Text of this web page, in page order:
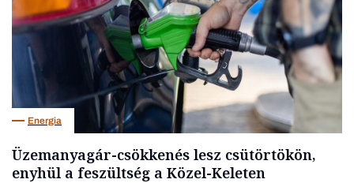
Energia
Üzemanyagár-csökkenés lesz csütörtökön,
enyhül a feszültség a Közel-Keleten